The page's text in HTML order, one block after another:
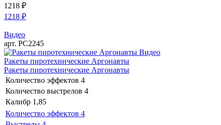
1218 ₽
1218 ₽
Видео
арт. РС2245
Видео
Ракеты пиротехнические Аргонавты
Ракеты пиротехнические Аргонавты
Количество эффектов 4
Количество выстрелов 4
Калибр 1,85
Количество эффектов 4